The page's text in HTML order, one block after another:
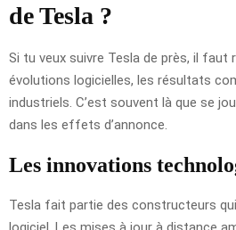
de Tesla ?
Si tu veux suivre Tesla de près, il faut
évolutions logicielles, les résultats
industriels. C’est souvent là que se
dans les effets d’annonce.
Les innovations
Tesla fait partie des constructeurs